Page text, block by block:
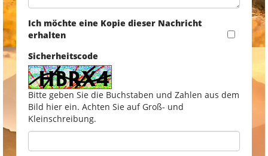
Ich möchte eine Kopie dieser Nachricht
erhalten
Sicherheitscode
Bitte geben Sie die Buchstaben und Zahlen aus dem
Bild hier ein. Achten Sie auf Groß- und
Kleinschreibung.